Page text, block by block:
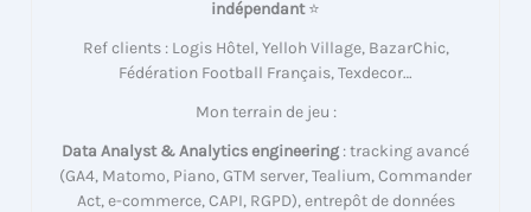
indépendant⭐
Ref clients : Logis Hôtel, Yelloh Village, BazarChic,
Fédération Football Français, Texdecor…
Mon terrain de jeu :
Data Analyst & Analytics engineering : tracking avancé
(GA4, Matomo, Piano, GTM server, Tealium, Commander
Act, e-commerce, CAPI, RGPD), entrepôt de données